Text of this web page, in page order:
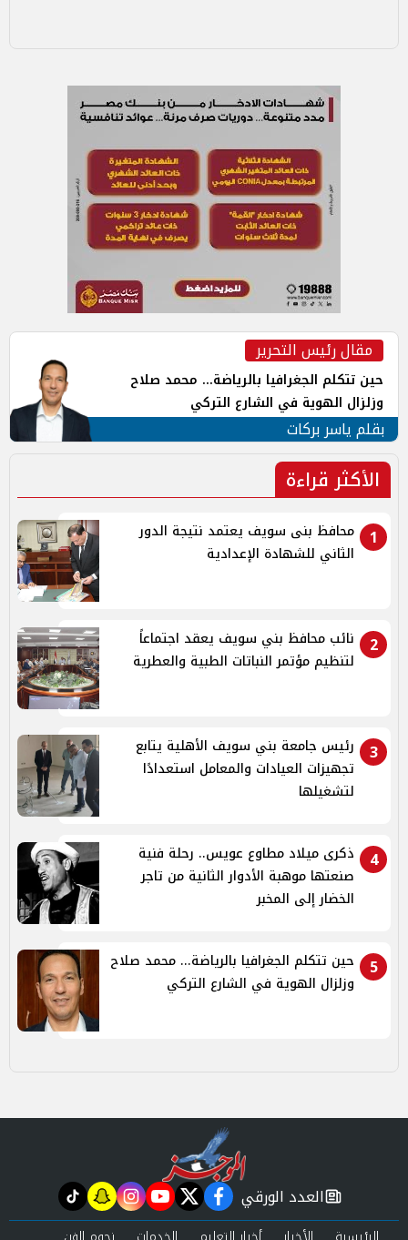
مقال رئيس التحرير
حين تتكلم الجغرافيا بالرياضة... محمد صلاح
وزلزال الهوية في الشارع التركي
بقلم ياسر بركات
الأكثر قراءة
1
محافظ بنى سويف يعتمد نتيجة الدور
الثاني للشهادة الإعدادية
2
نائب محافظ بني سويف يعقد اجتماعاً
لتنظيم مؤتمر النباتات الطبية والعطرية
3
رئيس جامعة بني سويف الأهلية يتابع
تجهيزات العيادات والمعامل استعدادًا
لتشغيلها
4
ذكرى ميلاد مطاوع عويس.. رحلة فنية
صنعتها موهبة الأدوار الثانية من تاجر
الخضار إلى المخبر
5
حين تتكلم الجغرافيا بالرياضة... محمد صلاح
وزلزال الهوية في الشارع التركي
newspaper
العدد الورقي facebook
twitter
youtube
instagram
snapchat
tiktok